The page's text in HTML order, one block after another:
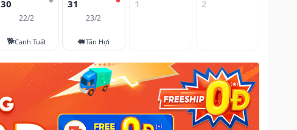
30
22/2
🐕Canh Tuất
31
23/2
🐖Tân Hợi
1 2